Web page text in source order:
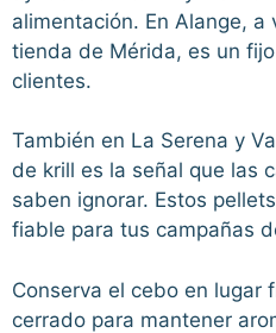
alimentación. En Alange,
tienda de Mérida, es un
clientes.
También en La Serena y
de krill es la señal que las
saben ignorar. Estos
fiable para tus campañas
Conserva el cebo en lugar
cerrado para mantener